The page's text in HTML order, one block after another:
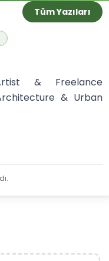
Tüm Yazıları
& Freelance
& Urban